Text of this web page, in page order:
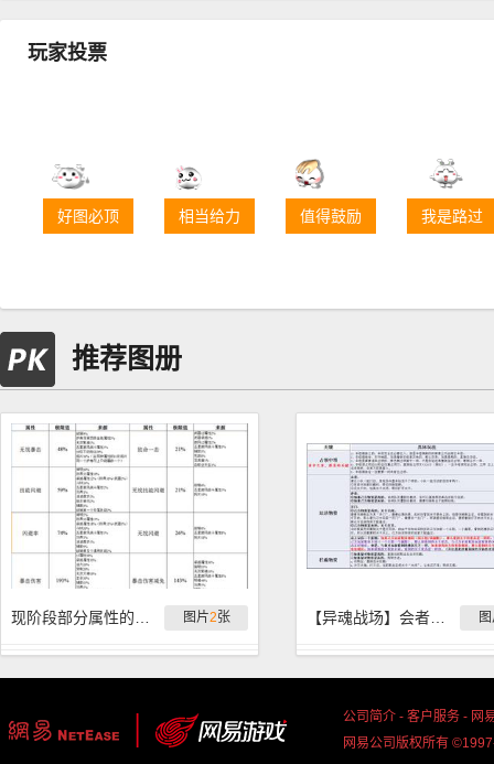
玩家投票
好图必顶 相当给力 值得鼓励 我是路过
推荐图册
图片2张
公司简介 - 客户服务 - 网
网易公司版权所有